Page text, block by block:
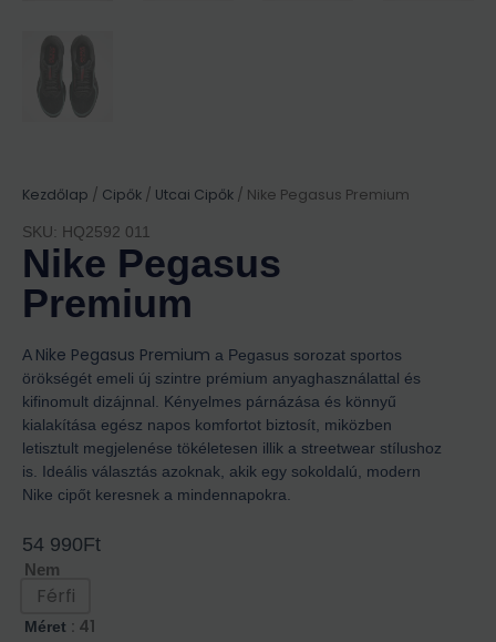
Kezdőlap / Cipők / Utcai Cipők / Nike Pegasus Premium
SKU: HQ2592 011
Nike Pegasus
Premium
A Nike Pegasus Premium a Pegasus sorozat sportos
örökségét emeli új szintre prémium anyaghasználattal és
kifinomult dizájnnal. Kényelmes párnázása és könnyű
kialakítása egész napos komfortot biztosít, miközben
letisztult megjelenése tökéletesen illik a streetwear stílushoz
is. Ideális választás azoknak, akik egy sokoldalú, modern
Nike cipőt keresnek a mindennapokra.
54 990Ft
Nem
Férfi
Méret : 41